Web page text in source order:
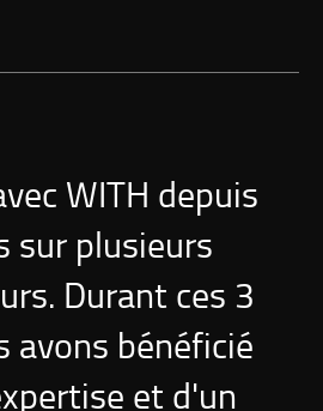
WITH depuis
sur plusieurs
Durant ces 3
avons bénéficié
et d'un